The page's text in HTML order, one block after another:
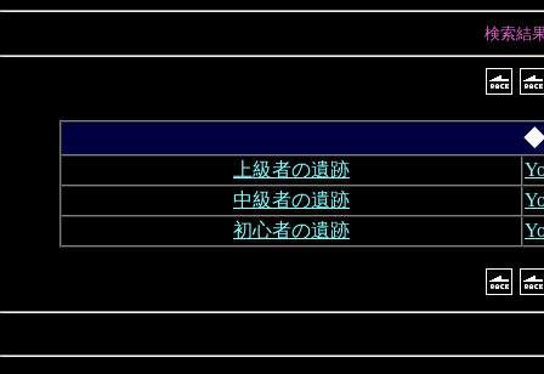
検索結
◆
上級者の遺跡
中級者の遺跡
初心者の遺跡